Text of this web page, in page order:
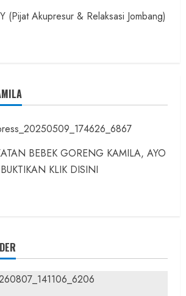
(Pijat Akupresur & Relaksasi Jombang)
BEBEK GORENG KAMILA, AYO
BUKTIKAN KLIK DISINI